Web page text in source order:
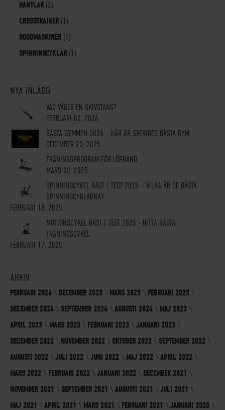
HANTLAR (2)
CROSSTRAINER (1)
RODDMASKINER (1)
SPINNINGCYKLAR (1)
NYA INLÄGG
VAD VÄGER EN SKIVSTÅNG?
FEBRUARI 02, 2026
BÄSTA GYMMEN 2026 – HÄR ÄR SVERIGES BÄSTA GYM
DECEMBER 23, 2025
TRÄNINGSPROGRAM FÖR LÖPBAND
MARS 03, 2025
SPINNINGCYKEL BÄST I TEST 2025 – VILKA ÄR DE BÄSTA
SPINNINGCYKLARNA?
FEBRUARI 18, 2025
MOTIONSCYKEL BÄST I TEST 2025 - HITTA BÄSTA
TRÄNINGSCYKEL
FEBRUARI 17, 2025
ARKIV
FEBRUARI 2026 DECEMBER 2025 MARS 2025
FEBRUARI 2025
DECEMBER 2024
SEPTEMBER 2024 AUGUSTI 2024
MAJ 2023
APRIL 2023
MARS 2023 FEBRUARI 2023
JANUARI 2023
DECEMBER 2022
NOVEMBER 2022 OKTOBER 2022
SEPTEMBER 2022
AUGUSTI 2022
JULI 2022 JUNI 2022 MAJ 2022
APRIL 2022
MARS 2022
FEBRUARI 2022 JANUARI 2022
DECEMBER 2021
NOVEMBER 2021
SEPTEMBER 2021 AUGUSTI 2021
JULI 2021
MAJ 2021
APRIL 2021 MARS 2021 FEBRUARI 2021
JANUARI 2020